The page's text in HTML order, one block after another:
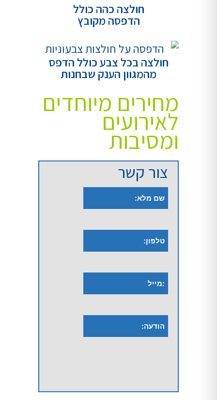
חולצה כהה כולל
הדפסה מקובץ
חולצה בכל צבע כולל הדפס
מהמגוון הענק שבחנות
מחירים מיוחדים
לאירועים
ומסיבות
צור קשר